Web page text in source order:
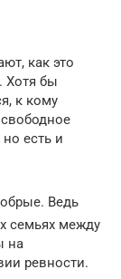
как это
Хотя бы
к кому
есть и
Ведь
семьях между
на
ревности.